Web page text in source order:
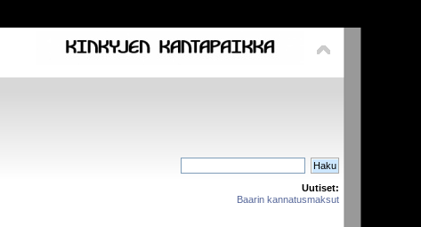
Uutiset:
Baarin kannatusmaksut